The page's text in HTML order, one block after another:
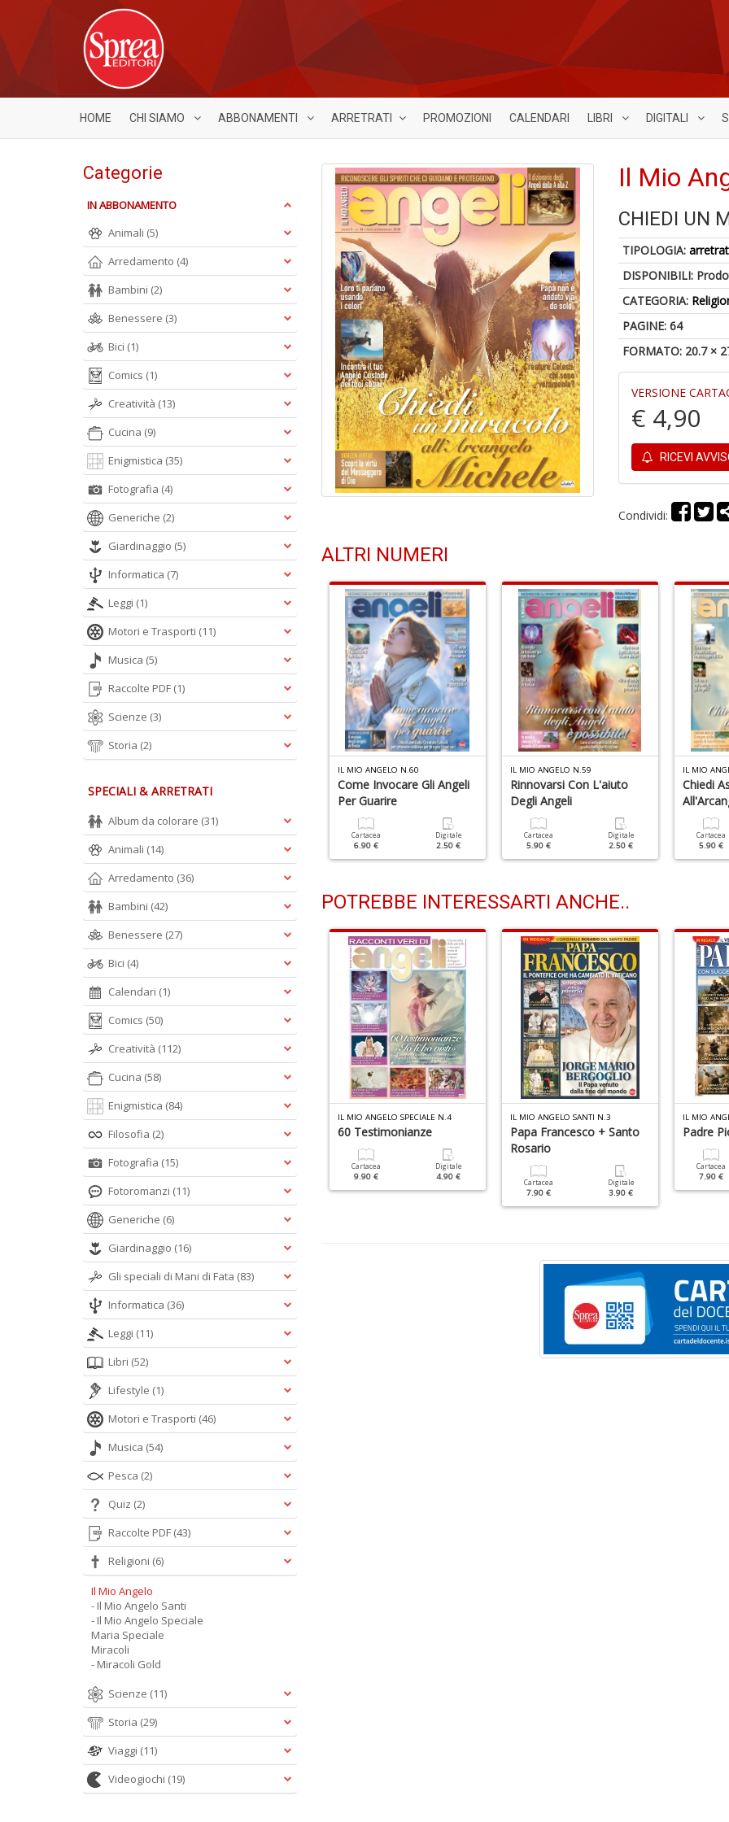
HOME CHI SIAMO ABBONAMENTI ARRETRATI PROMOZIONI CALENDARI LIBRI DIGITALI
Il Mio
CHIEDI UN
TIPOLOGIA:
DISPONIBILI:
CATEGORIA:
PAGINE: 64
FORMATO: 20.7 ×
VERSIONE
€ 4,90
RICEVI
Condividi:
ALTRI NUMERI
Angeli Sono Sempre
Digitale
2.50 €
Realizza La Vita Che
Desideri
Cartacea Digitale
2.50 €
IL MIO ANGELO N.60
Come Invocare Gli Angeli
Per Guarire
Cartacea
6.90 €
Digitale
2.50 €
IL MIO ANGELO N.59
Rinnovarsi Con L'aiuto
Degli Angeli
Cartacea
5.90 €
Digitale
2.50 €
IL MIO
Chiedi
Cartacea
5.90 €
POTREBBE INTERESSARTI ANCHE..
ANGELO SANTI N.5 IL MIO ANGELO SPECIALE N.7
9.90 €
Digitale
4.90 €
IL MIO ANGELO SPECIALE N.4
60 Testimonianze
Cartacea
9.90 €
Digitale
4.90 €
IL MIO ANGELO SANTI N.3
Papa Francesco + Santo
Rosario
Cartacea
7.90 €
Digitale
3.90 €
IL MIO
Padre
Cartacea
7.90 €
Categorie
IN ABBONAMENTO
Animali (5)
Arredamento (4)
Bambini (2)
Benessere (3)
Bici (1)
Comics (1)
Creatività (13)
Cucina (9)
Enigmistica (35)
Fotografia (4)
Generiche (2)
Giardinaggio (5)
Informatica (7)
Leggi (1)
Motori e Trasporti (11)
Musica (5)
Raccolte PDF (1)
Scienze (3)
Storia (2)
SPECIALI & ARRETRATI
Album da colorare (31)
Animali (14)
Arredamento (36)
Bambini (42)
Benessere (27)
Bici (4)
Calendari (1)
Comics (50)
Creatività (112)
Cucina (58)
Enigmistica (84)
Filosofia (2)
Fotografia (15)
Fotoromanzi (11)
Generiche (6)
Giardinaggio (16)
Gli speciali di Mani di Fata (83)
Informatica (36)
Leggi (11)
Libri (52)
Lifestyle (1)
Motori e Trasporti (46)
Musica (54)
Pesca (2)
Quiz (2)
Raccolte PDF (43)
Religioni (6)
Il Mio Angelo
- Il Mio Angelo Santi
- Il Mio Angelo Speciale
Maria Speciale
Miracoli
- Miracoli Gold
Scienze (11)
Storia (29)
Viaggi (11)
Videogiochi (19)